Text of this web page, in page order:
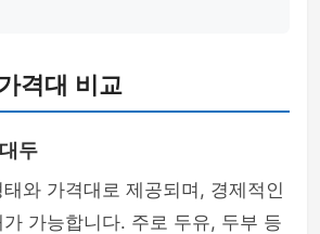
격대 비교
두
와 가격대로 제공되며, 경제적인
가능합니다. 주로 두유, 두부 등